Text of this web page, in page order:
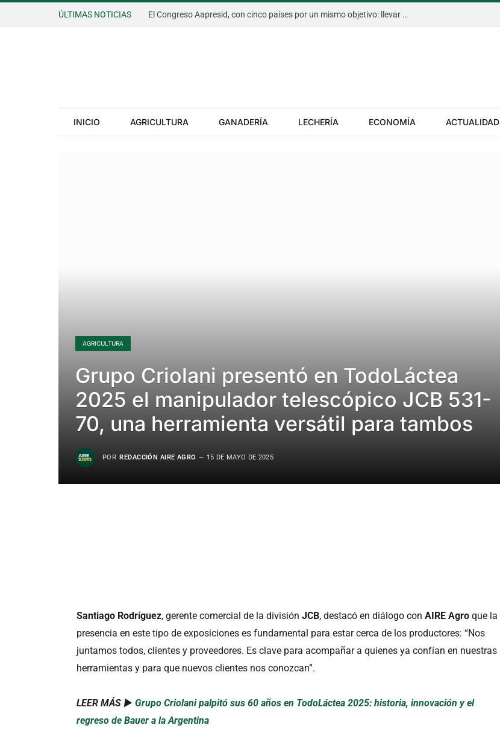
ÚLTIMAS NOTICIAS El Congreso Aapresid, con cinco países por un mismo objetivo: llevar más rápido la innovación al campo
INICIO AGRICULTURA GANADERÍA LECHERÍA ECONOMÍA ACTUALIDAD
AGRICULTURA
Grupo Criolani presentó en TodoLáctea
2025 el manipulador telescópico JCB 531-
70, una herramienta versátil para tambos
POR REDACCIÓN AIRE AGRO 15 DE MAYO DE 2025
Santiago Rodríguez, gerente comercial de la divisiónJCB, destacó en diálogo conAIRE Agro que la
presencia en este tipo de exposiciones es fundamental para estar cerca de los productores: “Nos
juntamos todos, clientes y proveedores. Es clave para acompañar a quienes ya confían en nuestras
herramientas y para que nuevos clientes nos conozcan”.
LEER MÁS ►Grupo Criolani palpitó sus 60 años en TodoLáctea 2025: historia, innovación y el
regreso de Bauer a la Argentina